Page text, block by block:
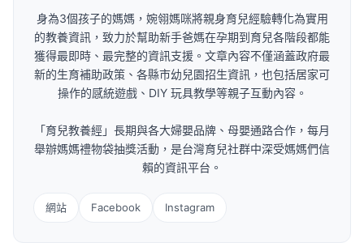
身為3個孩子的媽媽，婉翎媽咪將親身育兒經驗轉化為實用
的教養資訊，致力於幫助新手爸媽在孕期到育兒各階段都能
獲得最即時、最完整的資訊支援。文章內容不僅涵蓋政府最
新的生育補助政策、各縣市幼兒園招生資訊，也包括居家可
操作的感統遊戲、DIY 玩具教學等親子互動內容。
「育兒教養經」長期與各大婦嬰品牌、母嬰通路合作，每月
舉辦媽媽禮物袋抽獎活動，是台灣育兒社群中深受媽媽們信
賴的資訊平台。
網站 Facebook Instagram